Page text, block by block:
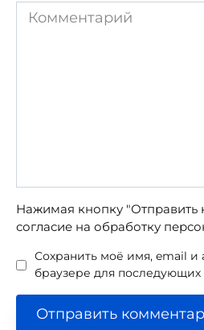
Комментарий
Нажимая кнопку "Отправить
согласие на обработку
Сохранить моё имя, email и
браузере для